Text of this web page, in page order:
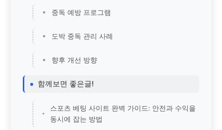
중독 예방 프로그램
도박 중독 관리 사례
향후 개선 방향
함께보면 좋은글!
스포츠 베팅 사이트 완벽 가이드: 안전과 수익을
동시에 잡는 방법